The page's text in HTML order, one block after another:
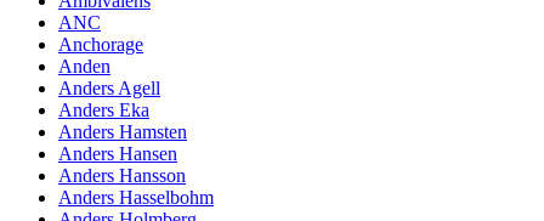
ANC
Anchorage
Anden
Anders Agell
Anders Eka
Anders Hamsten
Anders Hansen
Anders Hansson
Anders Hasselbohm